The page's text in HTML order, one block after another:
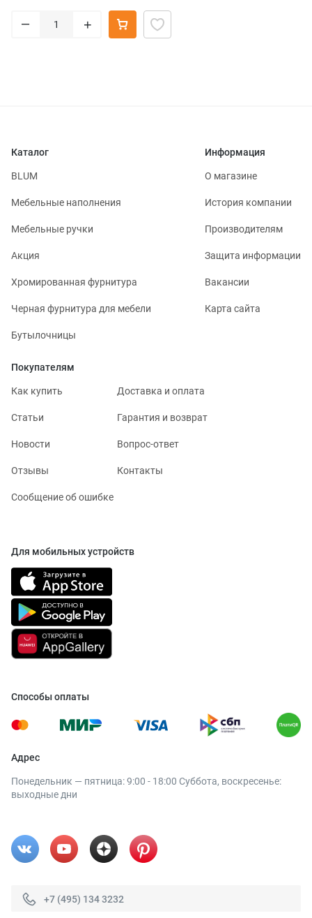
– +
Каталог
BLUM
Мебельные наполнения
Мебельные ручки
Акция
Хромированная фурнитура
Черная фурнитура для мебели
Бутылочницы
Информация
О магазине
История компании
Производителям
Защита информации
Вакансии
Карта сайта
Покупателям
Как купить Доставка и оплата
Статьи Гарантия и возврат
Новости Вопрос-ответ
Отзывы Контакты
Сообщение об ошибке
Для мобильных устройств
Способы оплаты
Адрес
Понедельник — пятница: 9:00 - 18:00 Суббота, воскресенье:
выходные дни
+7 (495) 134 3232